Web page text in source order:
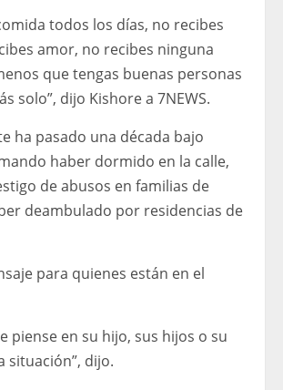
todos los días, no recibes
amor, no recibes ninguna
que tengas buenas personas
solo”, dijo Kishore a 7NEWS.
ha pasado una década bajo
haber dormido en la calle,
de abusos en familias de
deambulado por residencias de
para quienes están en el
piense en su hijo, sus hijos o su
situación”, dijo.